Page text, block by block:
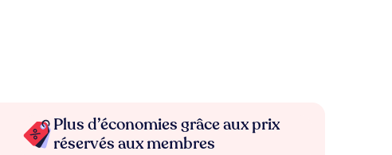
Plus d’économies grâce aux prix
réservés aux membres